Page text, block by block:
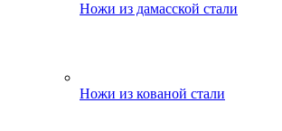
Ножи из дамасской стали
Ножи из кованой стали